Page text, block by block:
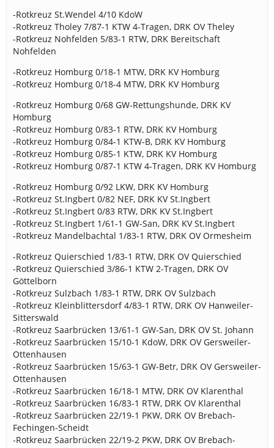
-Rotkreuz St.Wendel 4/10 KdoW
-Rotkreuz Tholey 7/87-1 KTW 4-Tragen, DRK OV Theley
-Rotkreuz Nohfelden 5/83-1 RTW, DRK Bereitschaft
Nohfelden
-Rotkreuz Homburg 0/18-1 MTW, DRK KV Homburg
-Rotkreuz Homburg 0/18-4 MTW, DRK KV Homburg
-Rotkreuz Homburg 0/68 GW-Rettungshunde, DRK KV
Homburg
-Rotkreuz Homburg 0/83-1 RTW, DRK KV Homburg
-Rotkreuz Homburg 0/84-1 KTW-B, DRK KV Homburg
-Rotkreuz Homburg 0/85-1 KTW, DRK KV Homburg
-Rotkreuz Homburg 0/87-1 KTW 4-Tragen, DRK KV Homburg
-Rotkreuz Homburg 0/92 LKW, DRK KV Homburg
-Rotkreuz St.Ingbert 0/82 NEF, DRK KV St.Ingbert
-Rotkreuz St.Ingbert 0/83 RTW, DRK KV St.Ingbert
-Rotkreuz St.Ingbert 1/61-1 GW-San, DRK KV St.Ingbert
-Rotkreuz Mandelbachtal 1/83-1 RTW, DRK OV Ormesheim
-Rotkreuz Quierschied 1/83-1 RTW, DRK OV Quierschied
-Rotkreuz Quierschied 3/86-1 KTW 2-Tragen, DRK OV
Göttelborn
-Rotkreuz Sulzbach 1/83-1 RTW, DRK OV Sulzbach
-Rotkreuz Kleinblittersdorf 4/83-1 RTW, DRK OV Hanweiler-
Sitterswald
-Rotkreuz Saarbrücken 13/61-1 GW-San, DRK OV St. Johann
-Rotkreuz Saarbrücken 15/10-1 KdoW, DRK OV Gersweiler-
Ottenhausen
-Rotkreuz Saarbrücken 15/63-1 GW-Betr, DRK OV Gersweiler-
Ottenhausen
-Rotkreuz Saarbrücken 16/18-1 MTW, DRK OV Klarenthal
-Rotkreuz Saarbrücken 16/83-1 RTW, DRK OV Klarenthal
-Rotkreuz Saarbrücken 22/19-1 PKW, DRK OV Brebach-
Fechingen-Scheidt
-Rotkreuz Saarbrücken 22/19-2 PKW, DRK OV Brebach-